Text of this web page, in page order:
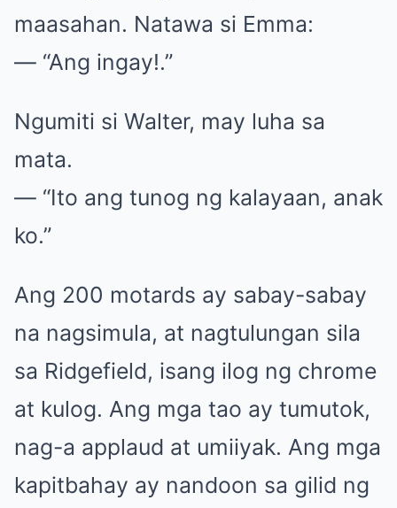
maasahan. Natawa si Emma:
— “Ang ingay!.”
Ngumiti si Walter, may luha sa
mata.
— “Ito ang tunog ng kalayaan, anak
ko.”
Ang 200 motards ay sabay-sabay
na nagsimula, at nagtulungan sila
sa Ridgefield, isang ilog ng chrome
at kulog. Ang mga tao ay tumutok,
nag-a applaud at umiiyak. Ang mga
kapitbahay ay nandoon sa gilid ng